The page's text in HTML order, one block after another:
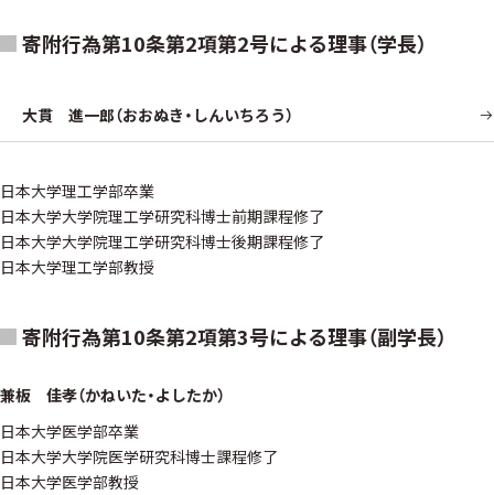
寄附行為第10条第2項第2号による理事（学長）
大貫 進一郎（おおぬき・しんいちろう）
日本大学理工学部卒業
日本大学大学院理工学研究科博士前期課程修了
日本大学大学院理工学研究科博士後期課程修了
日本大学理工学部教授
寄附行為第10条第2項第3号による理事（副学長）
兼板 佳孝（かねいた・よしたか）
日本大学医学部卒業
日本大学大学院医学研究科博士課程修了
日本大学医学部教授